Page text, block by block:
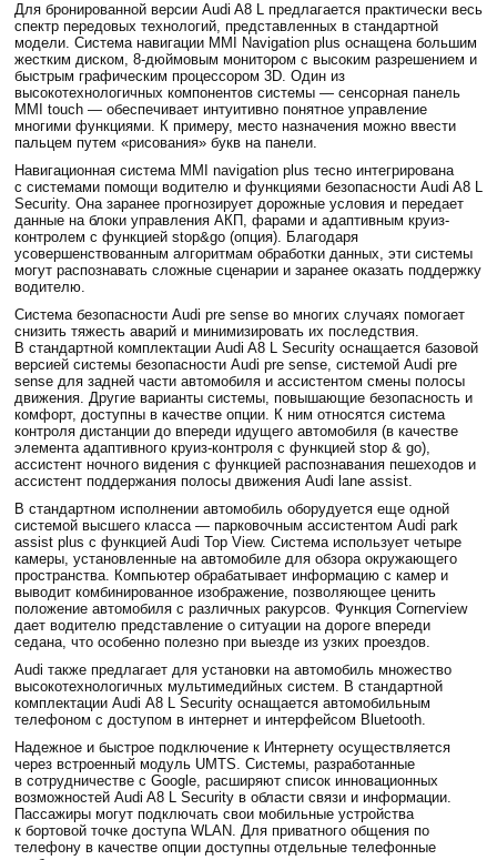
Для бронированной версии Audi A8 L предлагается практически весь
спектр передовых технологий, представленных в стандартной
модели. Система навигации MMI Navigation plus оснащена большим
жестким диском, 8-дюймовым монитором с высоким разрешением и
быстрым графическим процессором 3D. Один из
высокотехнологичных компонентов системы — сенсорная панель
MMI touch — обеспечивает интуитивно понятное управление
многими функциями. К примеру, место назначения можно ввести
пальцем путем «рисования» букв на панели.
Навигационная система MMI navigation plus тесно интегрирована
с системами помощи водителю и функциями безопасности Audi A8 L
Security. Она заранее прогнозирует дорожные условия и передает
данные на блоки управления АКП, фарами и адаптивным круиз-
контролем с функцией stop&go (опция). Благодаря
усовершенствованным алгоритмам обработки данных, эти системы
могут распознавать сложные сценарии и заранее оказать поддержку
водителю.
Система безопасности Audi pre sense во многих случаях помогает
снизить тяжесть аварий и минимизировать их последствия.
В стандартной комплектации Audi A8 L Security оснащается базовой
версией системы безопасности Audi pre sense, системой Audi pre
sense для задней части автомобиля и ассистентом смены полосы
движения. Другие варианты системы, повышающие безопасность и
комфорт, доступны в качестве опции. К ним относятся система
контроля дистанции до впереди идущего автомобиля (в качестве
элемента адаптивного круиз-контроля с функцией stop & go),
ассистент ночного видения с функцией распознавания пешеходов и
ассистент поддержания полосы движения Audi lane assist.
В стандартном исполнении автомобиль оборудуется еще одной
системой высшего класса — парковочным ассистентом Audi park
assist plus с функцией Audi Top View. Система использует четыре
камеры, установленные на автомобиле для обзора окружающего
пространства. Компьютер обрабатывает информацию с камер и
выводит комбинированное изображение, позволяющее ценить
положение автомобиля с различных ракурсов. Функция Cornerview
дает водителю представление о ситуации на дороге впереди
седана, что особенно полезно при выезде из узких проездов.
Audi также предлагает для установки на автомобиль множество
высокотехнологичных мультимедийных систем. В стандартной
комплектации Audi А8 L Security оснащается автомобильным
телефоном с доступом в интернет и интерфейсом Bluetooth.
Надежное и быстрое подключение к Интернету осуществляется
через встроенный модуль UMTS. Системы, разработанные
в сотрудничестве с Google, расширяют список инновационных
возможностей Audi A8 L Security в области связи и информации.
Пассажиры могут подключать свои мобильные устройства
к бортовой точке доступа WLAN. Для приватного общения по
телефону в качестве опции доступны отдельные телефонные